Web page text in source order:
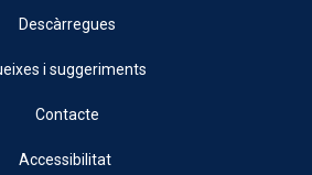
Descàrregues
i suggeriments
Contacte
Accessibilitat